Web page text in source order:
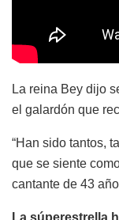
La reina Bey dijo
el galardón que
“Han sido tantos,
que se siente
cantante de 43
La súperestrella